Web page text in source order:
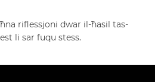
riflessjoni dwar il-ħasil tas-
li sar fuqu stess.